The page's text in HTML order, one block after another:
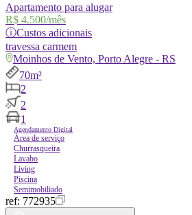
Apartamento para alugar
R$ 4.500/mês
ⓘCustos adicionais
travessa carmem
Moinhos de Vento, Porto Alegre - RS
70m²
2
2
1
Agendamento Digital
Área de serviço
Churrasqueira
Lavabo
Living
Piscina
Semimobiliado
ref: 772935